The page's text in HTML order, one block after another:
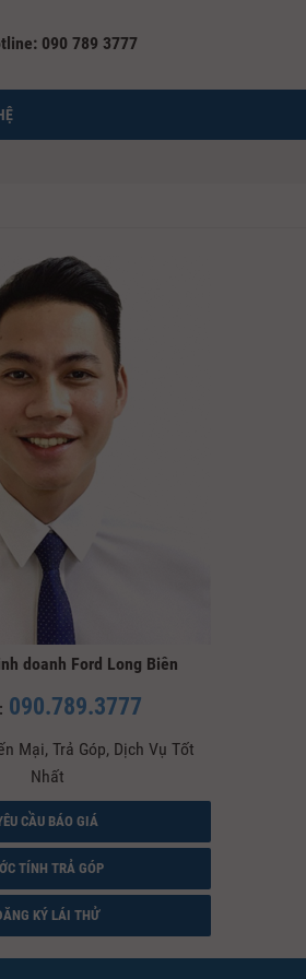
090 789 3777
doanh Ford Long Biên
090.789.3777
Mại, Trả Góp, Dịch Vụ Tốt
Nhất
CẦU BÁO GIÁ
TÍNH TRẢ GÓP
KÝ LÁI THỬ